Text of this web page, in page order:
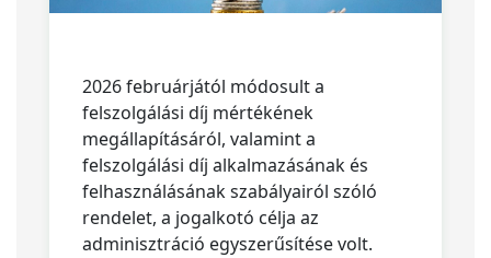
2026 februárjától módosult a
felszolgálási díj mértékének
megállapításáról, valamint a
felszolgálási díj alkalmazásának és
felhasználásának szabályairól szóló
rendelet, a jogalkotó célja az
adminisztráció egyszerűsítése volt.